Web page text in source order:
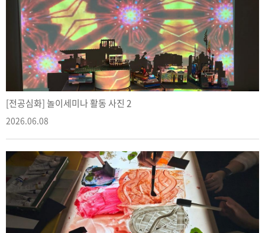
[전공심화] 놀이세미나 활동 사진 2
2026.06.08